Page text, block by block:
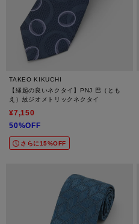
TAKEO KIKUCHI
【縁起の良いネクタイ】PNJ 巴（とも
え）紋ジオメトリックネクタイ
¥7,150
50%OFF
さらに15%OFF